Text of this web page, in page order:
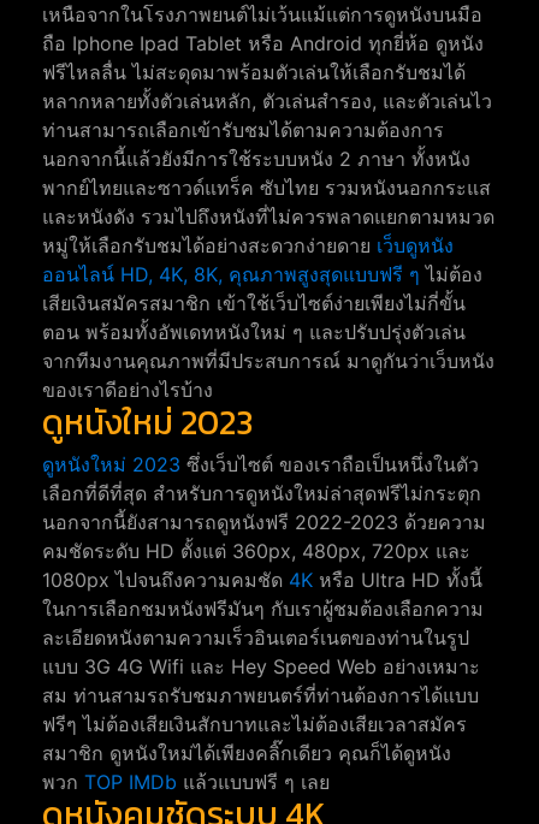
เหนือจากในโรงภาพยนต์ไม่เว้นแม้แต่การดูหนังบนมือ
ถือ Iphone Ipad Tablet หรือ Android ทุกยี่ห้อ ดูหนัง
ฟรีไหลลื่น ไม่สะดุดมาพร้อมตัวเล่นให้เลือกรับชมได้
หลากหลายทั้งตัวเล่นหลัก, ตัวเล่นสำรอง, และตัวเล่นไว
ท่านสามารถเลือกเข้ารับชมได้ตามความต้องการ
นอกจากนี้แล้วยังมีการใช้ระบบหนัง 2 ภาษา ทั้งหนัง
พากย์ไทยและซาวด์แทร็ค ซับไทย รวมหนังนอกกระแส
และหนังดัง รวมไปถึงหนังที่ไม่ควรพลาดแยกตามหมวด
หมู่ให้เลือกรับชมได้อย่างสะดวกง่ายดาย เว็บดูหนัง
ออนไลน์ HD, 4K, 8K, คุณภาพสูงสุดแบบฟรี ๆ ไม่ต้อง
เสียเงินสมัครสมาชิก เข้าใช้เว็บไซต์ง่ายเพียงไม่กี่ขั้น
ตอน พร้อมทั้งอัพเดทหนังใหม่ ๆ และปรับปรุ่งตัวเล่น
จากทีมงานคุณภาพที่มีประสบการณ์ มาดูกันว่าเว็บหนัง
ของเราดีอย่างไรบ้าง
ดูหนังใหม่ 2023
ดูหนังใหม่ 2023 ซึ่งเว็บไซต์ ของเราถือเป็นหนึ่งในตัว
เลือกที่ดีที่สุด สำหรับการดูหนังใหม่ล่าสุดฟรีไม่กระตุก
นอกจากนี้ยังสามารถดูหนังฟรี 2022-2023 ด้วยความ
คมชัดระดับ HD ตั้งแต่ 360px, 480px, 720px และ
1080px ไปจนถึงความคมชัด 4K หรือ Ultra HD ทั้งนี้
ในการเลือกชมหนังฟรีมันๆ กับเราผู้ชมต้องเลือกความ
ละเอียดหนังตามความเร็วอินเตอร์เนตของท่านในรูป
แบบ 3G 4G Wifi และ Hey Speed Web อย่างเหมาะ
สม ท่านสามรถรับชมภาพยนตร์ที่ท่านต้องการได้แบบ
ฟรีๆ ไม่ต้องเสียเงินสักบาทและไม่ต้องเสียเวลาสมัคร
สมาชิก ดูหนังใหม่ได้เพียงคลิ๊กเดียว คุณก็ได้ดูหนัง
พวก TOP IMDb แล้วแบบฟรี ๆ เลย